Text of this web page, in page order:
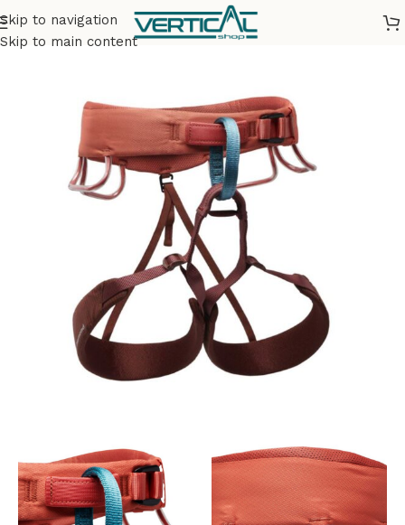
Skip to navigation
Skip to main content
Accueil Matériel Baudriers d'escalade